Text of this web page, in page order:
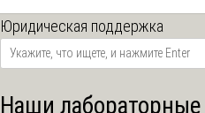
Юридическая поддержка
Наши